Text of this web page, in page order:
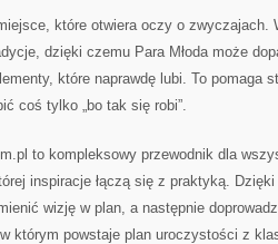
które otwiera oczy o zwyczajach.
dzięki czemu Para Młoda może
które naprawdę lubi. To pomaga
coś tylko „bo tak się robi”.
to kompleksowy przewodnik dla
inspiracje łączą się z praktyką.
wizję w plan, a następnie
którym powstaje plan uroczystości z